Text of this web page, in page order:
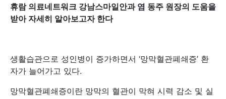
휴람 의료네트워크 강남스마일안과 염 동주 원장의 도움을
받아 자세히 알아보고자 한다
생활습관으로 성인병이 증가하면서 ‘망막혈관폐쇄증’ 환
자가 늘어가고 있다.
망막혈관폐쇄증이란 망막의 혈관이 막혀 시력 감소 및 실